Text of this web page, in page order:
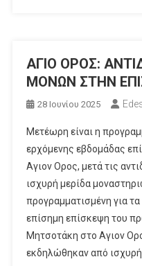
ΑΓΙΟ ΟΡΟΣ:
ΜΟΝΩΝ ΣΤΗΝ
28 Ιουνίου 2025
Mετέωρη είναι η
ερχόμενης εβδομάδας
Αγιον Ορος, μετά τις
ισχυρή μερίδα
προγραμματισμένη για
επίσημη επίσκεψη του
Μητσοτάκη στο Αγιον
εκδηλώθηκαν από ισχυρή